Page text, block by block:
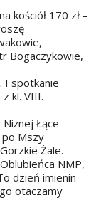
kościół 170 zł –
Bogaczykowie,
I spotkanie
kl. VIII.
Łące
Mszy
Żale.
NMP,
dzień imienin
otaczamy